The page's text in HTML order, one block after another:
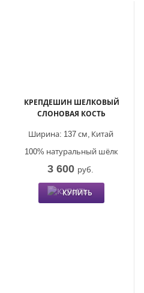
КРЕПДЕШИН ШЕЛКОВЫЙ
СЛОНОВАЯ КОСТЬ
Китай
Ширина: 137 см,
100% натуральный шёлк
3 600 руб.
КУПИТЬ